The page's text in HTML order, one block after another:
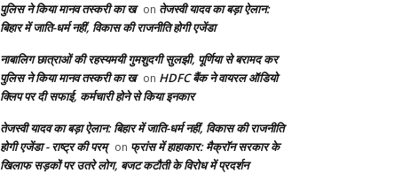
पुलिस ने किया मानव तस्करी का ख on तेजस्वी यादव का बड़ा ऐलान:
बिहार में जाति-धर्म नहीं, विकास की राजनीति होगी एजेंडा
नाबालिग छात्राओं की रहस्यमयी गुमशुदगी सुलझी, पूर्णिया से बरामद कर
पुलिस ने किया मानव तस्करी का ख on HDFC बैंक ने वायरल ऑडियो
क्लिप पर दी सफाई, कर्मचारी होने से किया इनकार
तेजस्वी यादव का बड़ा ऐलान: बिहार में जाति-धर्म नहीं, विकास की राजनीति
होगी एजेंडा - राष्ट्र की परम् on फ्रांस में हाहाकार: मैक्रॉन सरकार के
खिलाफ सड़कों पर उतरे लोग, बजट कटौती के विरोध में प्रदर्शन